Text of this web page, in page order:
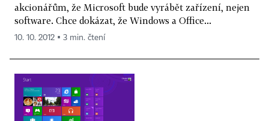
akcionářům, že Microsoft bude vyrábět zařízení, nejen
software. Chce dokázat, že Windows a Office...
10. 10. 2012 ▪ 3 min. čtení